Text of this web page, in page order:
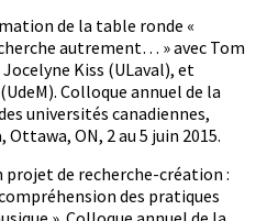
de la table ronde «
autrement… » avec Tom
Kiss (ULaval), et
Colloque annuel de la
universités canadiennes,
ON, 2 au 5 juin 2015.
projet de recherche-création :
des pratiques